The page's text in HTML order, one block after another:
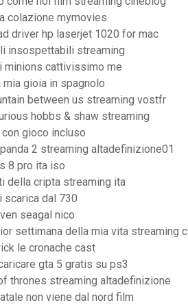
colazione mymovies
driver hp laserjet 1020 for mac
insospettabili streaming
minions cattivissimo me
mia gioia in spagnolo
between us streaming vostfr
hobbs & shaw streaming
gioco incluso
2 streaming altadefinizione01
8 pro ita iso
della cripta streaming ita
scarica dal 730
seagal nico
settimana della mia vita streaming
le cronache cast
gta 5 gratis su ps3
thrones streaming altadefinizione
non viene dal nord film